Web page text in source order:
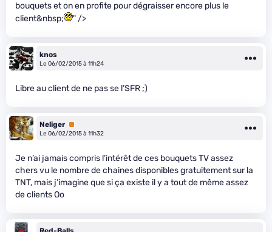
bouquets et on en profite pour dégraisser encore plus le
client&nbsp;
" />
knos
Le 06/02/2015 à 11h24
Libre au client de ne pas se l’SFR ;)
Neliger Premium
Le 06/02/2015 à 11h32
Je n’ai jamais compris l’intérêt de ces bouquets TV assez
chers vu le nombre de chaines disponibles gratuitement sur la
TNT, mais j’imagine que si ça existe il y a tout de même assez
de clients Oo